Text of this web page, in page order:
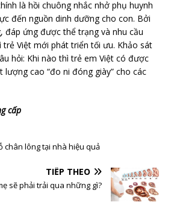
là hồi chuông nhắc nhở phụ huynh
đến nguồn dinh dưỡng cho con. Bởi
đáp ứng được thể trạng và nhu cầu
Việt mới phát triển tối ưu. Khảo sát
hỏi: Khi nào thì trẻ em Việt có được
lượng cao “đo ni đóng giày” cho các
cấp
chân lông tại nhà hiệu quả
TIẾP THEO
sẽ phải trải qua những gì?